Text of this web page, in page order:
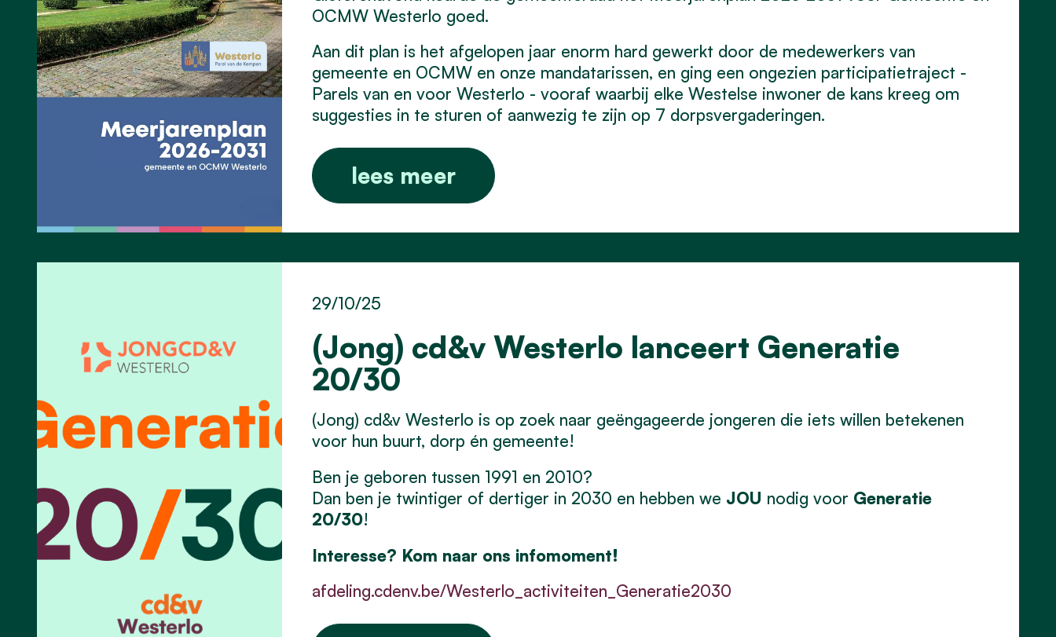
OCMW Westerlo goed.
Aan dit plan is het afgelopen jaar enorm hard gewerkt door de medewerkers van
gemeente en OCMW en onze mandatarissen, en ging een ongezien participatietraject -
Parels van en voor Westerlo - vooraf waarbij elke Westelse inwoner de kans kreeg om
suggesties in te sturen of aanwezig te zijn op 7 dorpsvergaderingen.
lees meer
(Jong) cd&v Westerlo lanceert Generatie
20/30
29/10/25
(Jong) cd&v Westerlo is op zoek naar geëngageerde jongeren die iets willen betekenen
voor hun buurt, dorp én gemeente!
Ben je geboren tussen 1991 en 2010?
Dan ben je twintiger of dertiger in 2030 en hebben we JOU nodig voor Generatie
20/30!
Interesse? Kom naar ons infomoment!
afdeling.cdenv.be/Westerlo_activiteiten_Generatie2030